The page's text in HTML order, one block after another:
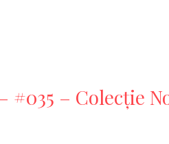
– Colecție